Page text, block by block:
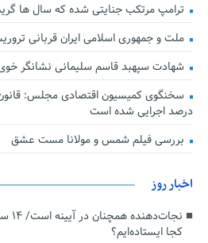
ترامپ مرتکب جنایتی شده که سال ها
ملت و جمهوری اسلامی ایران قربانی
شهادت سپهبد قاسم سلیمانی نشانگر
درصد اجرایی شده است
بررسی فیلم شمس و مولانا مست عشق
اخبار روز
کجا ایستاده‌ایم؟